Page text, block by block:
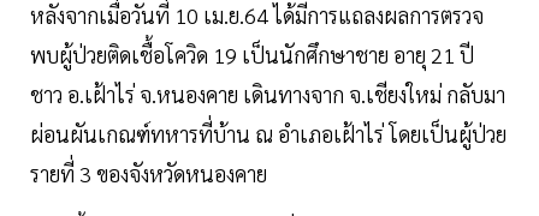
หลังจากเมื่อวันที่ 10 เม.ย.64 ได้มีการแถลงผลการตรวจ
พบผู้ป่วยติดเชื้อโควิด 19 เป็นนักศึกษาชาย อายุ 21 ปี
ชาว อ.เฝ้าไร่ จ.หนองคาย เดินทางจาก จ.เชียงใหม่ กลับมา
ผ่อนผันเกณฑ์ทหารที่บ้าน ณ อำเภอเฝ้าไร่ โดยเป็นผู้ป่วย
รายที่ 3 ของจังหวัดหนองคาย